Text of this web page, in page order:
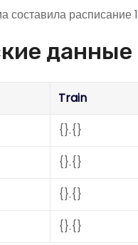
расписание
данные
Train
{}.{}
{}.{}
{}.{}
{}.{}